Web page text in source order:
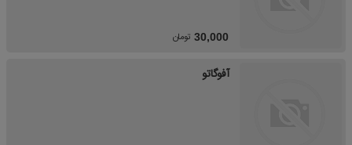
30,000 تومان
آفوگاتو